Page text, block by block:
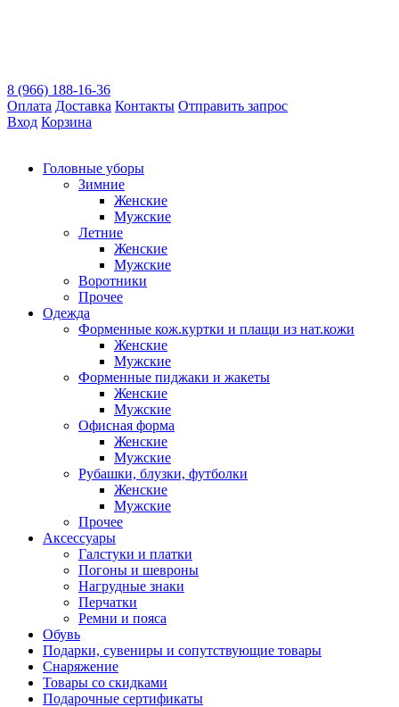
8 (966) 188-16-36
Оплата Доставка Контакты Отправить запрос
Вход Корзина
Головные уборы
Зимние
Женские
Мужские
Летние
Женские
Мужские
Воротники
Прочее
Одежда
Форменные кож.куртки и плащи из нат.кожи
Женские
Мужские
Форменные пиджаки и жакеты
Женские
Мужские
Офисная форма
Женские
Мужские
Рубашки, блузки, футболки
Женские
Мужские
Прочее
Аксессуары
Галстуки и платки
Погоны и шевроны
Нагрудные знаки
Перчатки
Ремни и пояса
Обувь
Подарки, сувениры и сопутствующие товары
Снаряжение
Товары со скидками
Подарочные сертификаты